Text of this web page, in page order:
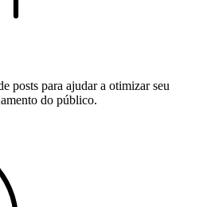
posts para ajudar a otimizar seu
do público.